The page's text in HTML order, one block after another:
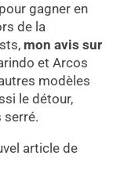
gagner en
de la
mon avis sur
et Arcos
modèles
le détour,
serré.
article de